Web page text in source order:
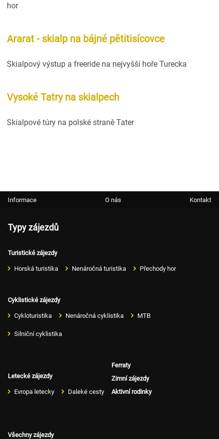
hor
Ararat - skialp na bájné pětitisícovce
Skialpový výstup a freeride na nejvyšší hoře Turecka
Vysoké Tatry na skialpech
Skialpové túry na polské straně Tater
Informace O nás Kontakt
Typy zájezdů
Turistické zájezdy
Horská turistika Nenáročná turistika Přechody hor
Cyklistické zájezdy
Cykloturistika Nenáročná cyklistika MTB
Silniční cyklistika
Letecké zájezdy
Evropa letecky Daleké cesty
Ferraty
Zimní zájezdy
Aktivní rodinky
Všechny zájezdy